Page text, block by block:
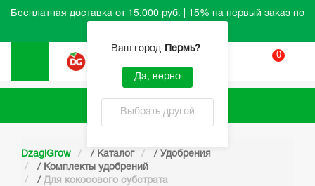
Бесплатная доставка от 15.000 руб. | 15% на первый заказ по
Ваш город Пермь?
Да, верно
Выбрать другой
0
Каталог
DzagiGrow / Каталог / Удобрения
/ Комплекты удобрений
/ Для кокосового субстрата